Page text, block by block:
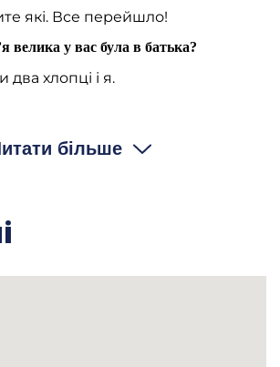
які. Все перейшло!
велика у вас була в батька?
хлопці і я.
ше менший, а старший
Потом менший поїхав в
там десь робили
він штукатурив. Та простив
більше